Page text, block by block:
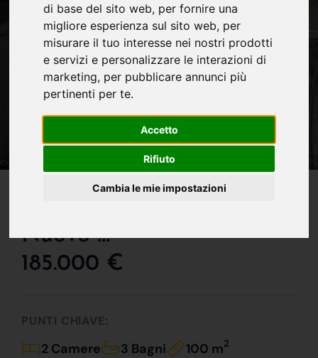
di base del sito web, per fornire una
migliore esperienza sul sito web, per
misurare il tuo interesse nei nostri prodotti
e servizi e personalizzare le interazioni di
marketing, per pubblicare annunci più
pertinenti per te.
Accetto
Rifiuto
Cambia le mie impostazioni
Nuovo !!!
185.000 €
PUNTI CHIAVE:
2 Camere 3 Bagni 100 m2